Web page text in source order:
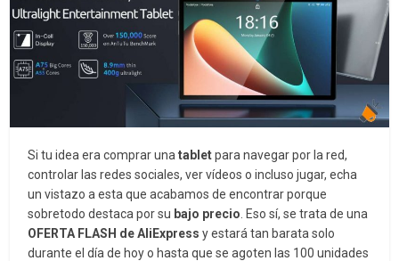
Si tu idea era comprar unatabletpara navegar por la red,
controlar las redes sociales, ver vídeos o incluso jugar, echa
un vistazo a esta que acabamos de encontrar porque
sobretodo destaca por su bajo precio . Eso sí, se trata de una
OFERTA FLASH de AliExpressy estará tan barata solo
durante el día de hoy o hasta que se agoten las 100 unidades